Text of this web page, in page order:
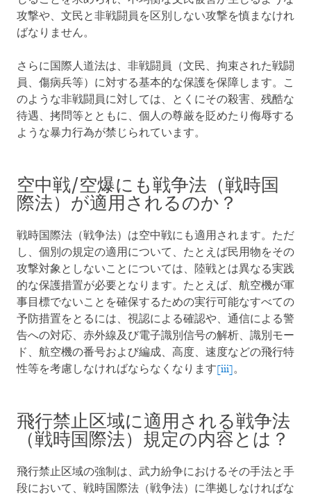
攻撃や、文民と非戦闘員を区別しない攻撃を慎まなけれ
ばなりません。
さらに国際人道法は、非戦闘員（文民、拘束された戦闘
員、傷病兵等）に対する基本的な保護を保障します。こ
のような非戦闘員に対しては、とくにその殺害、残酷な
待遇、拷問等とともに、個人の尊厳を貶めたり侮辱する
ような暴力行為が禁じられています。
空中戦/空爆にも戦争法（戦時国
際法）が適用されるのか？
戦時国際法（戦争法）は空中戦にも適用されます。ただ
し、個別の規定の適用について、たとえば民用物をその
攻撃対象としないことについては、陸戦とは異なる実践
的な保護措置が必要となります。たとえば、航空機が軍
事目標でないことを確保するための実行可能なすべての
予防措置をとるには、視認による確認や、通信による警
告への対応、赤外線及び電子識別信号の解析、識別モー
ド、航空機の番号および編成、高度、速度などの飛行特
性等を考慮しなければならなくなります[iii]。
飛行禁止区域に適用される戦争法
（戦時国際法）規定の内容とは？
飛行禁止区域の強制は、武力紛争におけるその手法と手
段において、戦時国際法（戦争法）に準拠しなければな